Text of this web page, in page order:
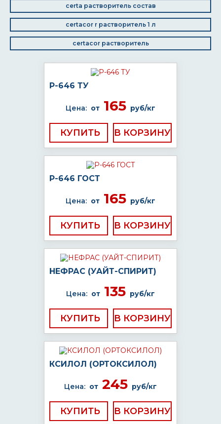
certa растворитель состав
certacor r растворитель 1 л
certacor растворитель
Р-646 ТУ
Цена: от 165 руб/кг
КУПИТЬ
Р-646 ГОСТ
Цена: от 165 руб/кг
КУПИТЬ
НЕФРАС (УАЙТ-СПИРИТ)
Цена: от 135 руб/кг
КУПИТЬ
КСИЛОЛ (ОРТОКСИЛОЛ)
Цена: от 245 руб/кг
КУПИТЬ